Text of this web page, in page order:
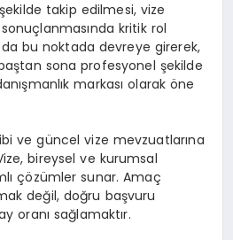
takip edilmesi, vize
kritik rol
bu noktada devreye girerek,
sona profesyonel şekilde
markası olarak öne
ve güncel vize mevzuatlarına
bireysel ve kurumsal
çözümler sunar. Amaç
değil, doğru başvuru
oranı sağlamaktır.